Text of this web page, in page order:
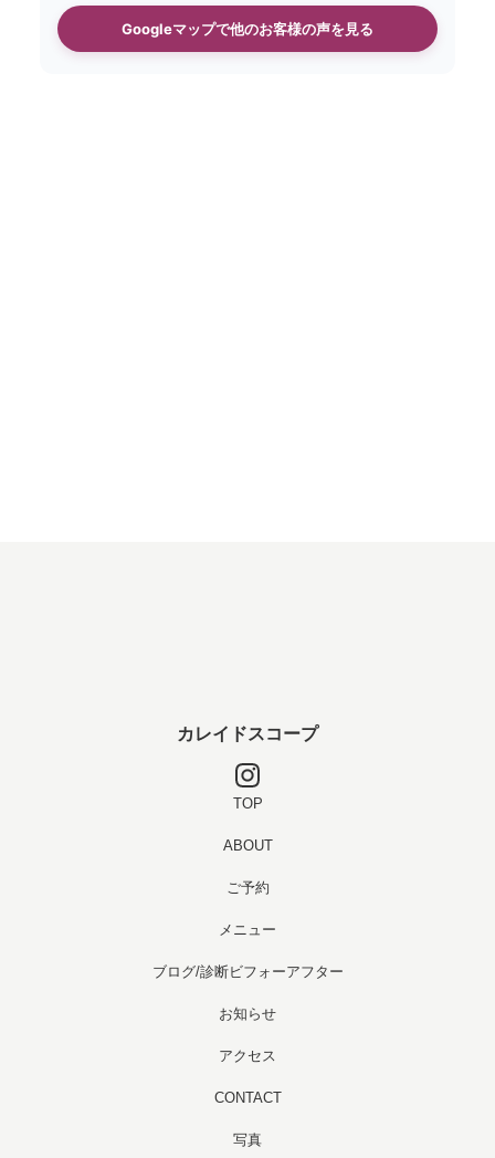
Googleマップで他のお客様の声を見る
カレイドスコープ
TOP
ABOUT
ご予約
メニュー
ブログ/診断ビフォーアフター
お知らせ
アクセス
CONTACT
写真